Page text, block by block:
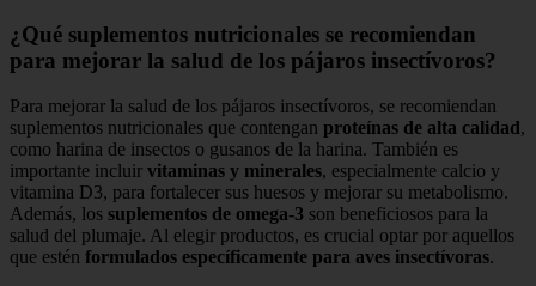
¿Qué suplementos nutricionales se recomiendan
para mejorar la salud de los pájaros insectívoros?
Para mejorar la salud de los pájaros insectívoros, se recomiendan
suplementos nutricionales que contengan proteínas de alta calidad ,
como harina de insectos o gusanos de la harina. También es
importante incluir vitaminas y minerales, especialmente calcio y
vitamina D3, para fortalecer sus huesos y mejorar su metabolismo.
Además, los suplementos de omega-3 son beneficiosos para la
salud del plumaje. Al elegir productos, es crucial optar por aquellos
que estén formulados específicamente para aves insectívoras.